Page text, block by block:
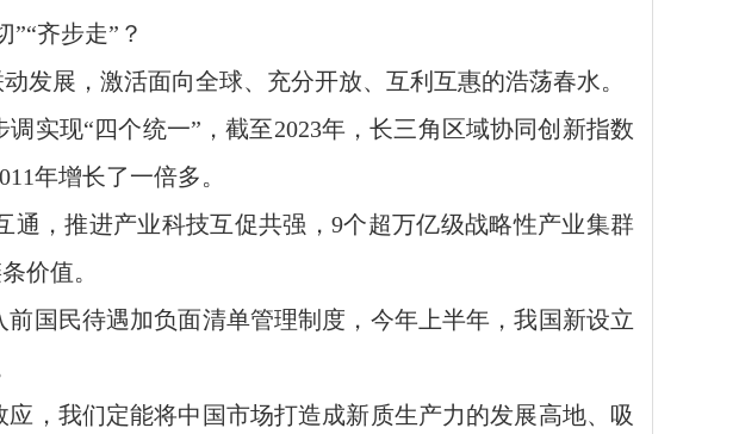
齐步走”？
发展，激活面向全球、充分开放、互利互惠的浩荡春水。
实现“四个统一”，截至2023年，长三角区域协同创新指数
年增长了一倍多。
，推进产业科技互促共强，9个超万亿级战略性产业集群
价值。
国民待遇加负面清单管理制度，今年上半年，我国新设立
，我们定能将中国市场打造成新质生产力的发展高地、吸